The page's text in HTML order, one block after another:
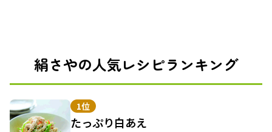
絹さやの人気レシピランキング
1位
たっぷり白あえ